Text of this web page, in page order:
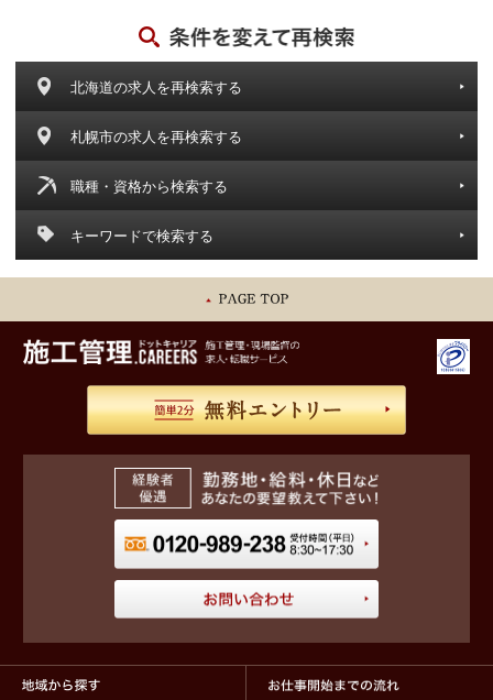
北海道の求人を再検索する
札幌市の求人を再検索する
職種・資格から検索する
キーワードで検索する